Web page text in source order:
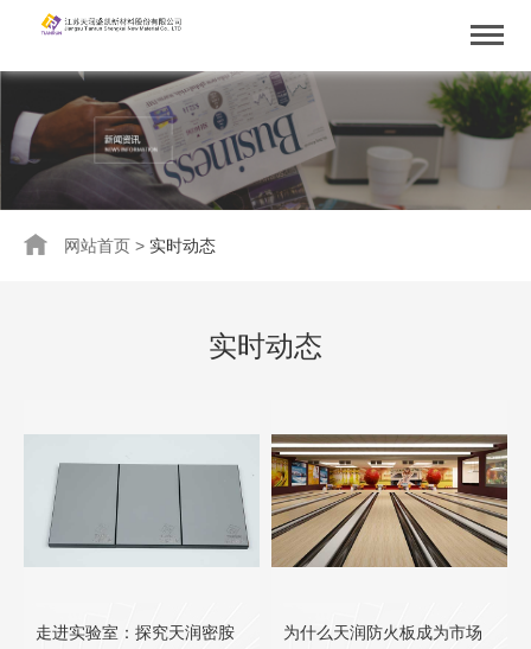
网站首页 > 实时动态
实时动态
走进实验室：探究天润密胺
为什么天润防火板成为市场